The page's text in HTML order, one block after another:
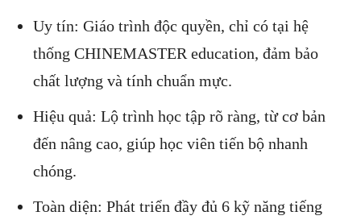
Uy tín: Giáo trình độc quyền, chỉ có tại hệ
thống CHINEMASTER education, đảm bảo
chất lượng và tính chuẩn mực.
Hiệu quả: Lộ trình học tập rõ ràng, từ cơ bản
đến nâng cao, giúp học viên tiến bộ nhanh
chóng.
Toàn diện: Phát triển đầy đủ 6 kỹ năng tiếng